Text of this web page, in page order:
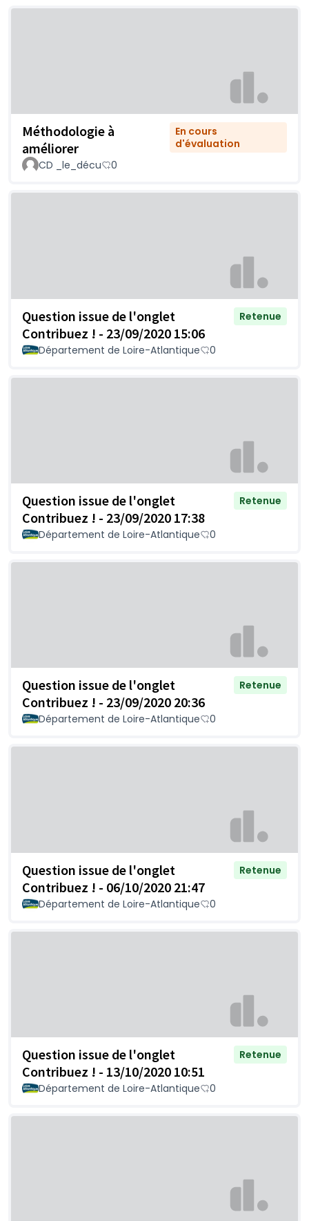
Méthodologie à
améliorer
En cours
d'évaluation
CD _le_décu
0
Question issue de l'onglet
Contribuez ! - 23/09/2020 15:06
Retenue
Département de Loire-Atlantique 0
Question issue de l'onglet
Contribuez ! - 23/09/2020 17:38
Retenue
Département de Loire-Atlantique 0
Question issue de l'onglet
Contribuez ! - 23/09/2020 20:36
Retenue
Département de Loire-Atlantique 0
Question issue de l'onglet
Contribuez ! - 06/10/2020 21:47
Retenue
Département de Loire-Atlantique 0
Question issue de l'onglet
Contribuez ! - 13/10/2020 10:51
Retenue
Département de Loire-Atlantique 0